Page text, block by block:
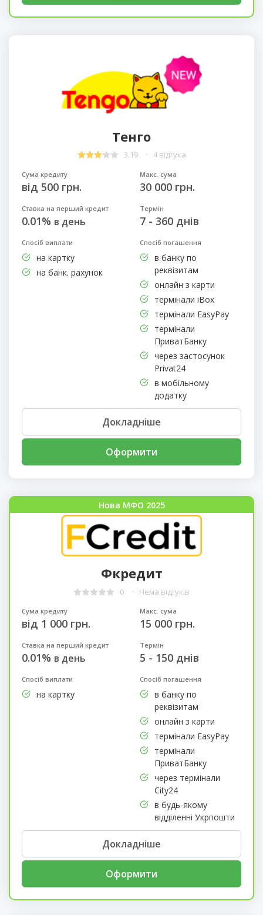
Тенго
3.19 4 відгука
Сума кредиту
від 500 грн.
Макс. сума
30 000 грн.
Ставка на перший кредит
0.01% в день
Термін
7 - 360 днів
Спосіб виплати
на картку
на банк. рахунок
Спосіб погашення
в банку по
реквізитам
онлайн з карти
термінали iBox
термінали EasyPay
термінали
ПриватБанку
через застосунок
Privat24
в мобільному
додатку
Докладніше
Оформити
Нова МФО 2025
Фкредит
0 Нема відгуків
Сума кредиту
від 1 000 грн.
Макс. сума
15 000 грн.
Ставка на перший кредит
0.01% в день
Термін
5 - 150 днів
Спосіб виплати
на картку
Спосіб погашення
в банку по
реквізитам
онлайн з карти
термінали EasyPay
термінали
ПриватБанку
через термінали
City24
в будь-якому
відділенні Укрпошти
Докладніше
Оформити